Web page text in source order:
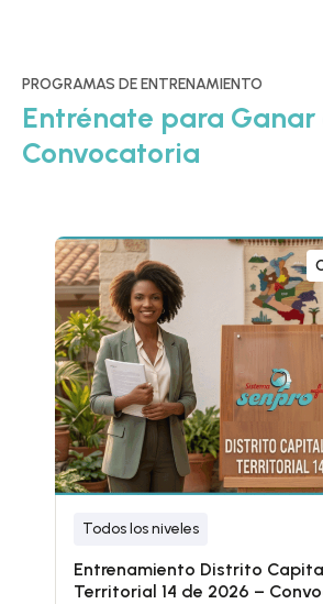
PROGRAMAS DE ENTRENAMIENTO
Entrénate para Ganar
Convocatoria
Todos los niveles
Entrenamiento Distrito
Territorial 14 de 2026 –